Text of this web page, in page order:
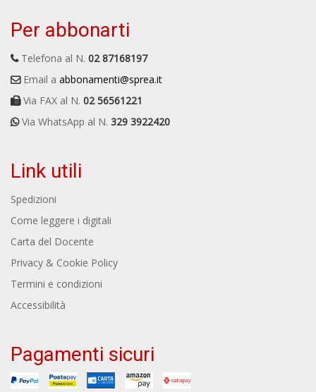
Per abbonarti
Telefona al N. 02 87168197
Email a abbonamenti@sprea.it
Via FAX al N. 02 56561221
Via WhatsApp al N. 329 3922420
Link utili
Spedizioni
Come leggere i digitali
Carta del Docente
Privacy & Cookie Policy
Termini e condizioni
Accessibilità
Pagamenti sicuri